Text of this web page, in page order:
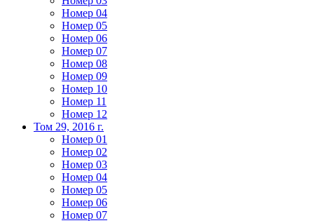
Номер 04
Номер 05
Номер 06
Номер 07
Номер 08
Номер 09
Номер 10
Номер 11
Номер 12
Том 29, 2016 г.
Номер 01
Номер 02
Номер 03
Номер 04
Номер 05
Номер 06
Номер 07